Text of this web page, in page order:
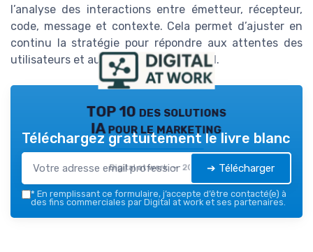
l’analyse des interactions entre émetteur, récepteur,
code, message et contexte. Cela permet d’ajuster en
continu la stratégie pour répondre aux attentes des
utilisateurs et aux exigences du digital.
TOP 10 des solutions
IA pour le marketing
Digital at work — 2026
Téléchargez gratuitement le livre blanc
➔ Télécharger
* En remplissant ce formulaire, j’accepte d’être contacté(e) à
des fins commerciales par Digital at work et ses partenaires.